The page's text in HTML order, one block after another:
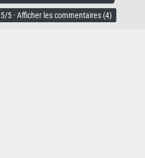
5/5 · Afficher les commentaires (4)